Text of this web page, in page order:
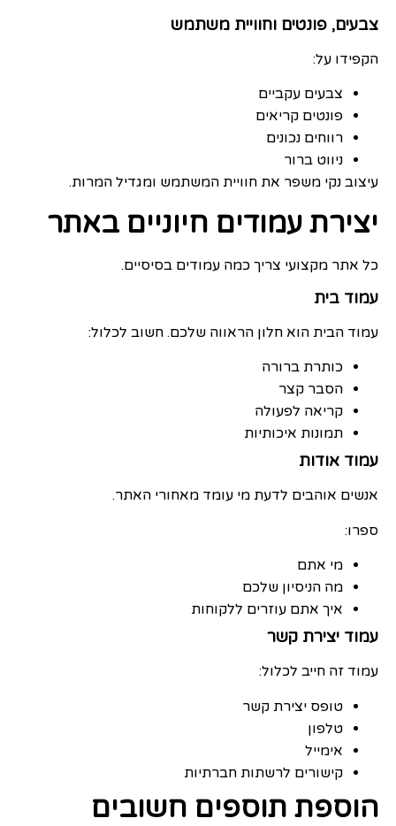
צבעים, פונטים וחוויית משתמש
הקפידו על:
צבעים עקביים
פונטים קריאים
רווחים נכונים
ניווט ברור
עיצוב נקי משפר את חוויית המשתמש ומגדיל המרות.
יצירת עמודים חיוניים באתר
כל אתר מקצועי צריך כמה עמודים בסיסיים.
עמוד בית
עמוד הבית הוא חלון הראווה שלכם. חשוב לכלול:
כותרת ברורה
הסבר קצר
קריאה לפעולה
תמונות איכותיות
עמוד אודות
אנשים אוהבים לדעת מי עומד מאחורי האתר.
ספרו:
מי אתם
מה הניסיון שלכם
איך אתם עוזרים ללקוחות
עמוד יצירת קשר
עמוד זה חייב לכלול:
טופס יצירת קשר
טלפון
אימייל
קישורים לרשתות חברתיות
הוספת תוספים חשובים